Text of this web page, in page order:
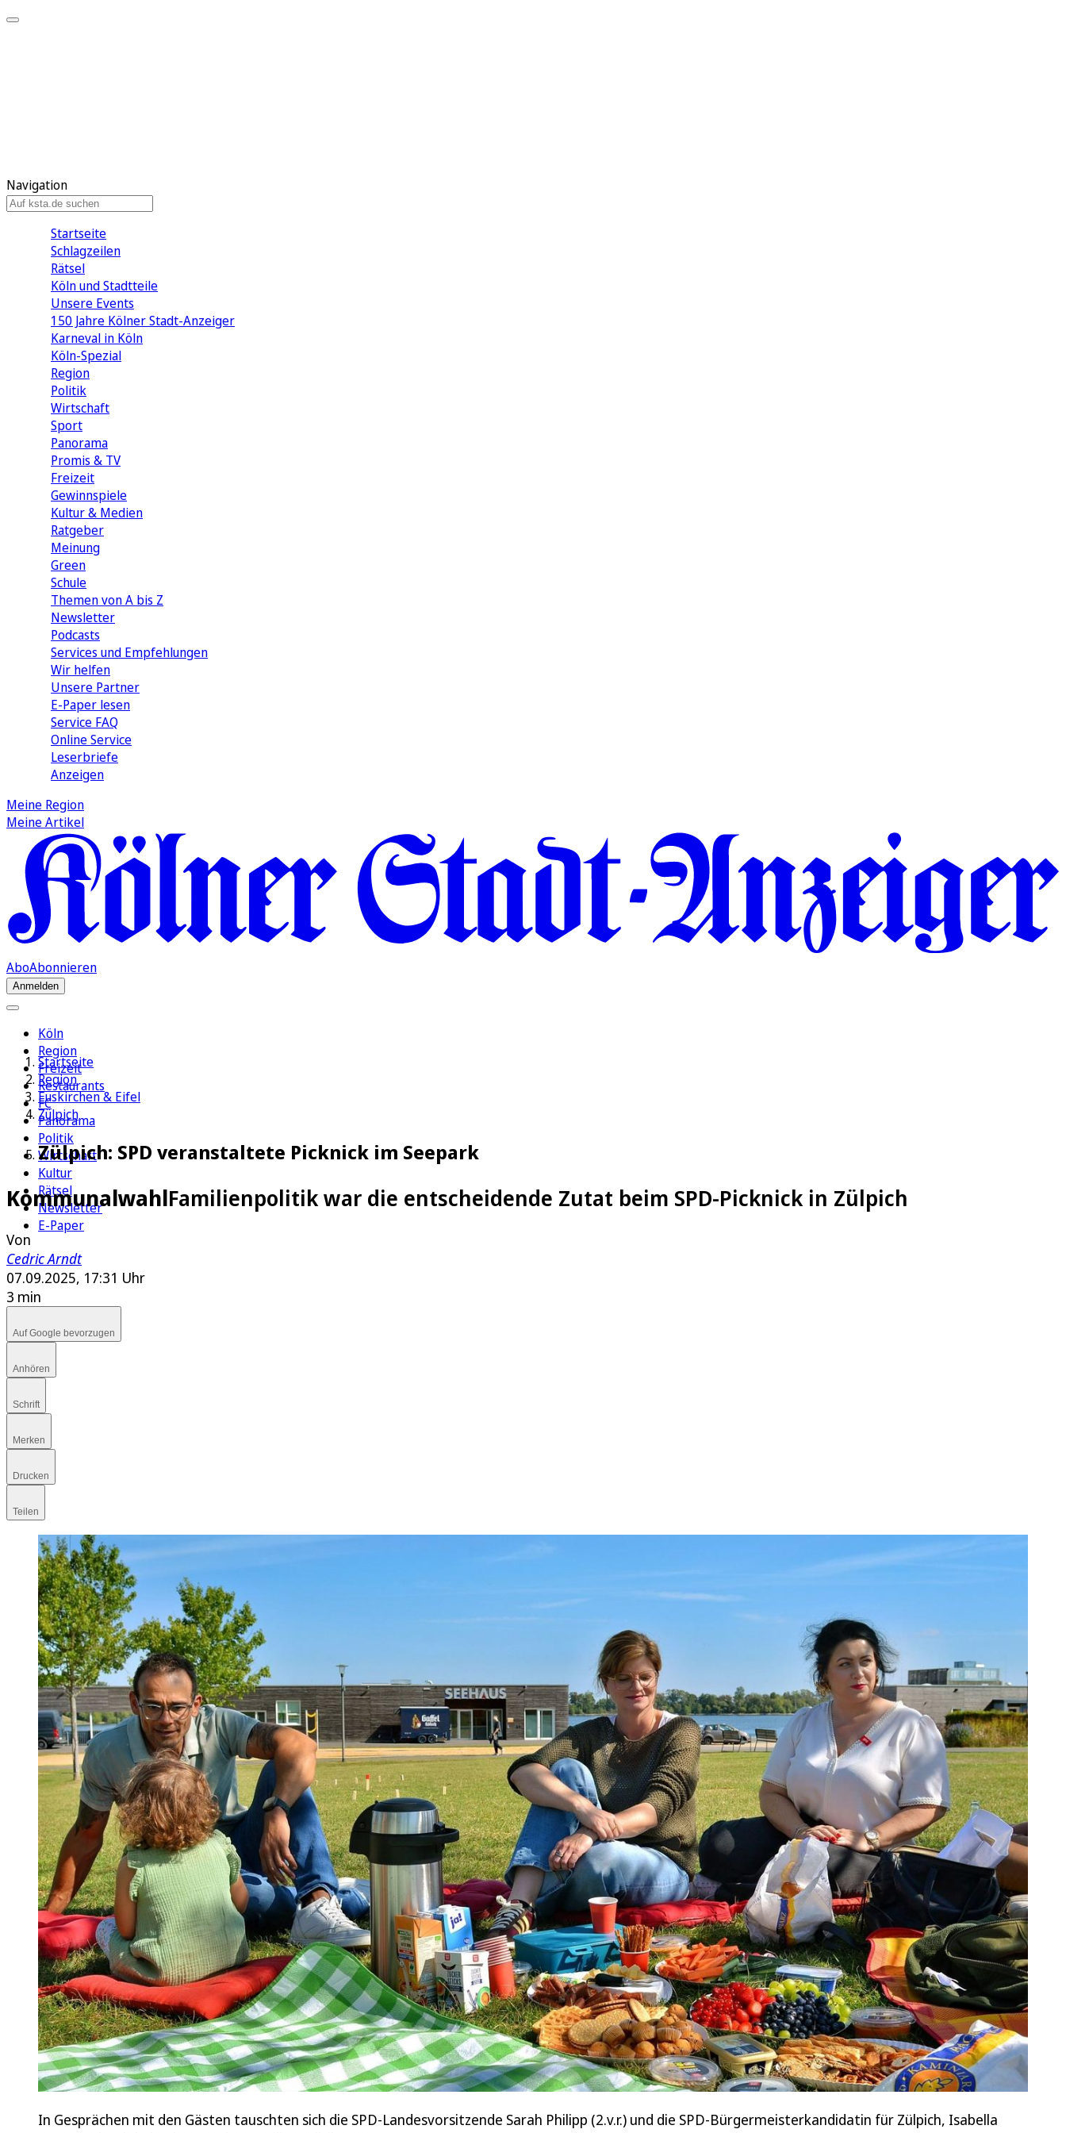
Navigation
Startseite
Schlagzeilen
Rätsel
Köln und Stadtteile
Unsere Events
150 Jahre Kölner Stadt-Anzeiger
Karneval in Köln
Köln-Spezial
Region
Politik
Wirtschaft
Sport
Panorama
Promis & TV
Freizeit
Gewinnspiele
Kultur & Medien
Ratgeber
Meinung
Green
Schule
Themen von A bis Z
Newsletter
Podcasts
Services und Empfehlungen
Wir helfen
Unsere Partner
E-Paper lesen
Service FAQ
Online Service
Leserbriefe
Anzeigen
Meine Region
Meine Artikel
AboAbonnieren
Anmelden
Köln
Region
Freizeit
Restaurants
FC
Panorama
Politik
Wirtschaft
Kultur
Rätsel
Newsletter
E-Paper
Startseite
Region
Euskirchen & Eifel
Zülpich
Zülpich: SPD veranstaltete Picknick im Seepark
KommunalwahlFamilienpolitik war die entscheidende Zutat beim SPD-Picknick in Zülpich
Von
Cedric Arndt
07.09.2025, 17:31 Uhr
3 min
Auf Google bevorzugen
Anhören
Schrift
Merken
Drucken
Teilen
In Gesprächen mit den Gästen tauschten sich die SPD-Landesvorsitzende Sarah Philipp (2.v.r.) und die SPD-Bürgermeisterkandidatin für Zülpich, Isabella